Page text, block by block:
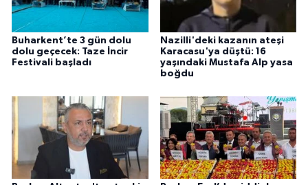
Buharkent’te 3 gün dolu
dolu geçecek: Taze İncir
Festivali başladı
Nazilli'deki kazanın ateşi
Karacasu'ya düştü: 16
yaşındaki Mustafa Alp yasa
boğdu